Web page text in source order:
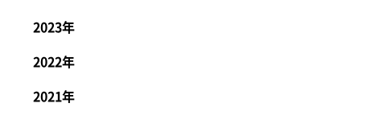
2023年
2022年
2021年